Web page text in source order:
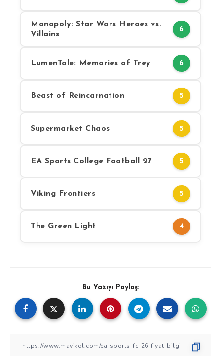
Monopoly: Star Wars Heroes vs.
Villains
6
LumenTale: Memories of Trey 6
Beast of Reincarnation 5
Supermarket Chaos 5
EA Sports College Football 27 5
Viking Frontiers 5
The Green Light 4
Bu Yazıyı Paylaş: